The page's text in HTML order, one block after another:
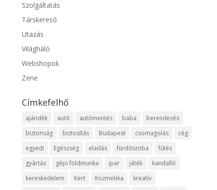
Szolgáltatás
Társkereső
Utazás
Világháló
Webshopok
Zene
Címkefelhő
ajándék autó autómentés baba
berendezés
biztonság
biztosítás Budapest csomagolás
cég
egyedi
Egészség eladás fürdőszoba
fűtés
gyártás
gépi földmunka ipar játék
kandalló
kereskedelem
Kert Kozmetika
kreatív